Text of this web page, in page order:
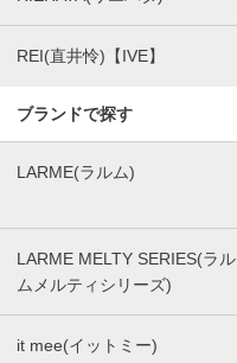
REI(直井怜)【IVE】
ブランドで探す
LARME(ラルム)
LARME MELTY SERIES(ラル
ムメルティシリーズ)
it mee(イットミー)